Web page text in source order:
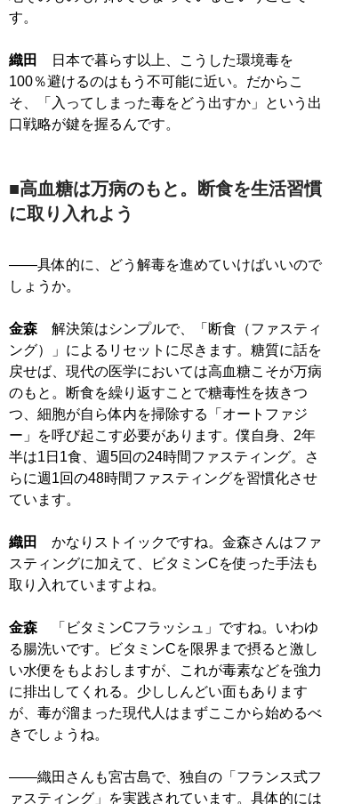
す。
織田
日本で暮らす以上、こうした環境毒を
100％避けるのはもう不可能に近い。だからこ
そ、「入ってしまった毒をどう出すか」という出
口戦略が鍵を握るんです。
■高血糖は万病のもと。断食を生活習慣
に取り入れよう
――具体的に、どう解毒を進めていけばいいので
しょうか。
金森 解決策はシンプルで、「断食（ファスティ
ング）」によるリセットに尽きます。糖質に話を
戻せば、現代の医学においては高血糖こそが万病
のもと。断食を繰り返すことで糖毒性を抜きつ
つ、細胞が自ら体内を掃除する「オートファジ
ー」を呼び起こす必要があります。僕自身、2年
半は1日1食、週5回の24時間ファスティング。さ
らに週1回の48時間ファスティングを習慣化させ
ています。
織田
かなりストイックですね。金森さんはファ
スティングに加えて、ビタミンCを使った手法も
取り入れていますよね。
金森 「ビタミンCフラッシュ」ですね。いわゆ
る腸洗いです。ビタミンCを限界まで摂ると激し
い水便をもよおしますが、これが毒素などを強力
に排出してくれる。少ししんどい面もあります
が、毒が溜まった現代人はまずここから始めるべ
きでしょうね。
――織田さんも宮古島で、独自の「フランス式フ
ァスティング」を実践されています。具体的には